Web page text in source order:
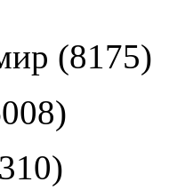
(8175)